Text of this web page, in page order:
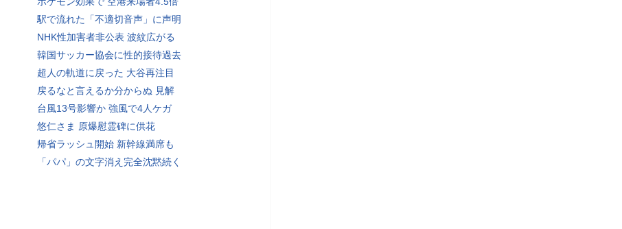
駅で流れた「不適切音声」に声明
NHK性加害者非公表 波紋広がる
韓国サッカー協会に性的接待過去
超人の軌道に戻った 大谷再注目
戻るなと言えるか分からぬ 見解
台風13号影響か 強風で4人ケガ
悠仁さま 原爆慰霊碑に供花
帰省ラッシュ開始 新幹線満席も
「パパ」の文字消え完全沈黙続く